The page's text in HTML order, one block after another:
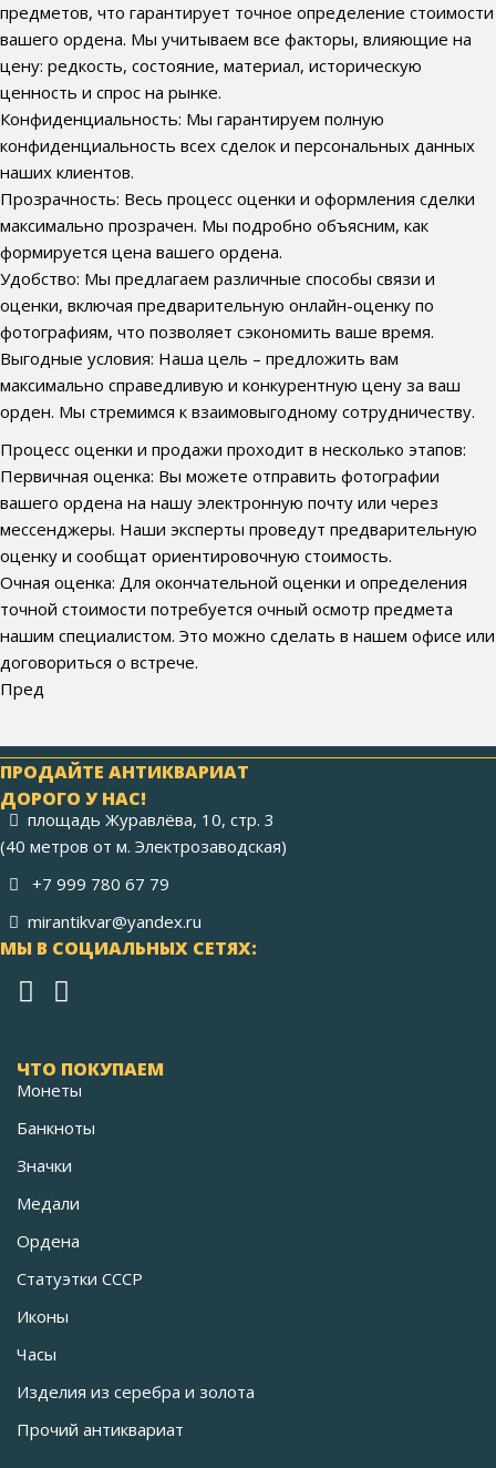
предметов, что гарантирует точное определение стоимости
вашего ордена. Мы учитываем все факторы, влияющие на
цену: редкость, состояние, материал, историческую
ценность и спрос на рынке.
Конфиденциальность: Мы гарантируем полную
конфиденциальность всех сделок и персональных данных
наших клиентов.
Прозрачность: Весь процесс оценки и оформления сделки
максимально прозрачен. Мы подробно объясним, как
формируется цена вашего ордена.
Удобство: Мы предлагаем различные способы связи и
оценки, включая предварительную онлайн-оценку по
фотографиям, что позволяет сэкономить ваше время.
Выгодные условия: Наша цель – предложить вам
максимально справедливую и конкурентную цену за ваш
орден. Мы стремимся к взаимовыгодному сотрудничеству.
Процесс оценки и продажи проходит в несколько этапов:
Первичная оценка: Вы можете отправить фотографии
вашего ордена на нашу электронную почту или через
мессенджеры. Наши эксперты проведут предварительную
оценку и сообщат ориентировочную стоимость.
Очная оценка: Для окончательной оценки и определения
точной стоимости потребуется очный осмотр предмета
нашим специалистом. Это можно сделать в нашем офисе или
договориться о встрече.
Пред
ПРОДАЙТЕ АНТИКВАРИАТ
ДОРОГО У НАС!
площадь Журавлёва, 10, стр. 3
(40 метров от м. Электрозаводская)
+7 999 780 67 79
mirantikvar@yandex.ru
МЫ В СОЦИАЛЬНЫХ СЕТЯХ:
ЧТО ПОКУПАЕМ
Монеты
Банкноты
Значки
Медали
Ордена
Статуэтки СССР
Иконы
Часы
Изделия из серебра и золота
Прочий антиквариат